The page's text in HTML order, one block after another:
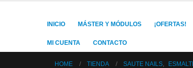
INICIO MÁSTER Y MÓDULOS ¡OFERTAS!
MI CUENTA CONTACTO
HOME TIENDA SAUTE NAILS,